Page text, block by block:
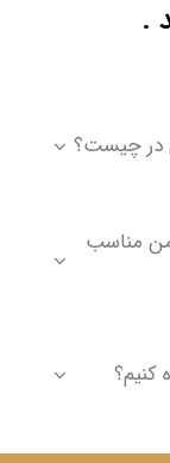
.
در چیست؟
مناسب
کنیم؟